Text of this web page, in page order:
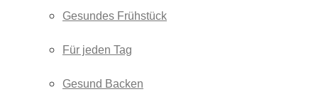
Gesundes Frühstück
Für jeden Tag
Gesund Backen